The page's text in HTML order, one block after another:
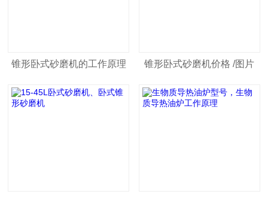
锥形卧式砂磨机的工作原理
及特点
锥形卧式砂磨机价格 /图片